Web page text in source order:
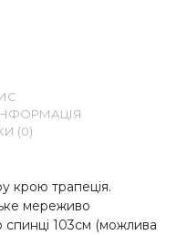
(0)
крою трапеція.
мереживо
103см (можлива